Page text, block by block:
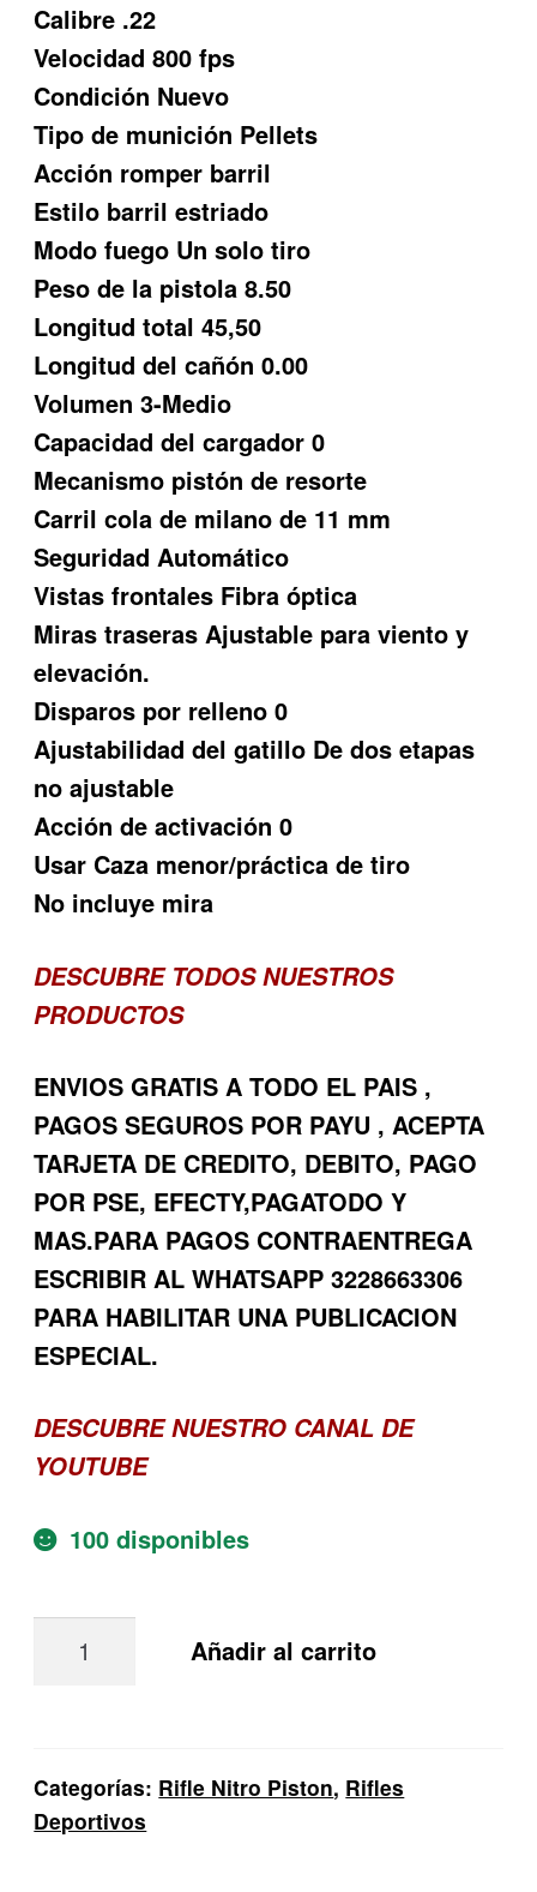
$ 1.430.000.
Calibre .22
Velocidad 800 fps
Condición Nuevo
Tipo de munición Pellets
Acción romper barril
Estilo barril estriado
Modo fuego Un solo tiro
Peso de la pistola 8.50
Longitud total 45,50
Longitud del cañón 0.00
Volumen 3-Medio
Capacidad del cargador 0
Mecanismo pistón de resorte
Carril cola de milano de 11 mm
Seguridad Automático
Vistas frontales Fibra óptica
Miras traseras Ajustable para viento y
elevación.
Disparos por relleno 0
Ajustabilidad del gatillo De dos etapas
no ajustable
Acción de activación 0
Usar Caza menor/práctica de tiro
No incluye mira
DESCUBRE TODOS NUESTROS
PRODUCTOS
ENVIOS GRATIS A TODO EL PAIS ,
PAGOS SEGUROS POR PAYU , ACEPTA
TARJETA DE CREDITO, DEBITO, PAGO
POR PSE, EFECTY,PAGATODO Y
MAS.PARA PAGOS CONTRAENTREGA
ESCRIBIR AL WHATSAPP 3228663306
PARA HABILITAR UNA PUBLICACION
ESPECIAL.
DESCUBRE NUESTRO CANAL DE
YOUTUBE
100 disponibles
Wolverine
Carbine
Añadir al carrito
Categorías: Rifle Nitro Piston, Rifles
Deportivos